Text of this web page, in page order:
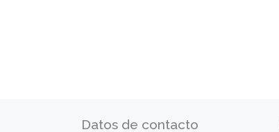
Datos de contacto